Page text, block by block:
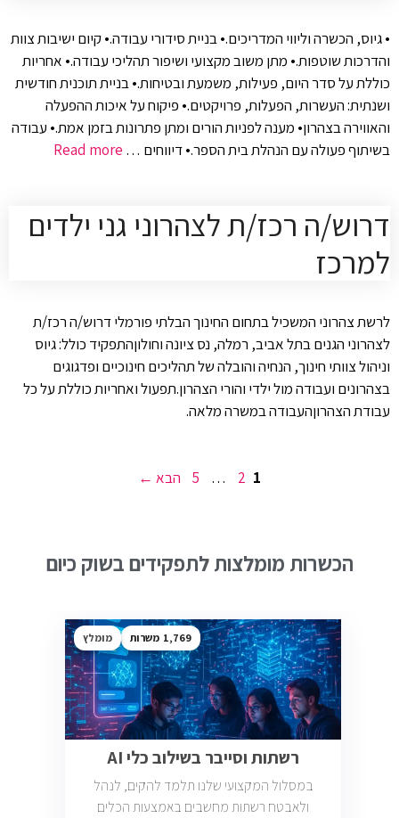
• גיוס, הכשרה וליווי המדריכים.• בניית סידורי עבודה.• קיום ישיבות צוות
והדרכות שוטפות.• מתן משוב מקצועי ושיפור תהליכי עבודה.• אחריות
כוללת על סדר היום, פעילות, משמעת ובטיחות.• בניית תוכנית חודשית
ושנתית: העשרות, הפעלות, פרויקטים.• פיקוח על איכות ההפעלה
והאווירה בצהרון• מענה לפניות הורים ומתן פתרונות בזמן אמת.• עבודה
בשיתוף פעולה עם הנהלת בית הספר.• דיווחים … Read more
דרוש/ה רכז/ת לצהרוני גני ילדים
למרכז
לרשת צהרוני המשכיל בתחום החינוך הבלתי פורמלי דרוש/ה רכז/ת
לצהרוני הגנים בתל אביב, רמלה, נס ציונה וחולוןהתפקיד כולל: גיוס
וניהול צוותי חינוך, הנחיה והובלה של תהליכים חינוכיים ופדגוגים
בצהרונים ועבודה מול ילדי והורי הצהרון.תפעול ואחריות כוללת על כל
עבודת הצהרוןהעבודה במשרה מלאה.
עמוד
1 עמוד
2
… עמוד
5 הבא →
הכשרות מומלצות לתפקידים בשוק כיום
1,769 מומלץ
רשתות וסייבר בשילוב כלי AI
במסלול המקצועי שלנו תלמד להקים, לנהל
ולאבטח רשתות מחשבים באמצעות הכלים